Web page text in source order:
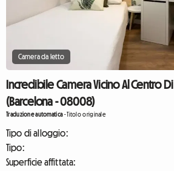
Camera da letto
Incredibile Camera Vicino Al Centro Di
(Barcelona - 08008)
Traduzione automatica-Titolo originale
Tipo di alloggio:
Tipo:
Superficie affittata: